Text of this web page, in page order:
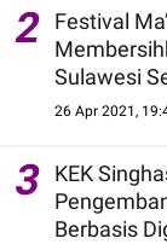
2
Festival
Sulawesi
26 Apr 2021,
3
KEK
Berbasis